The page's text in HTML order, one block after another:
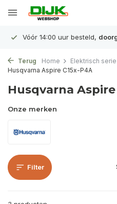
Vóór 14:00 uur besteld,
Terug Home
Elektrisch serie
Husqvarna Aspire C15x-P4A
Husqvarna Aspire
Onze merken
Filter